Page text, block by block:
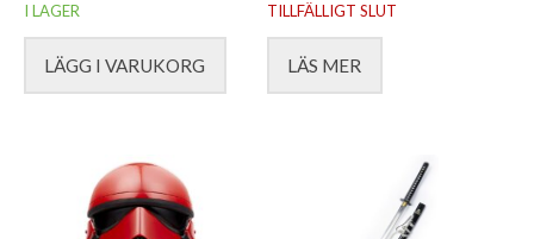
I LAGER
LÄGG I VARUKORG
TILLFÄLLIGT SLUT
LÄS MER